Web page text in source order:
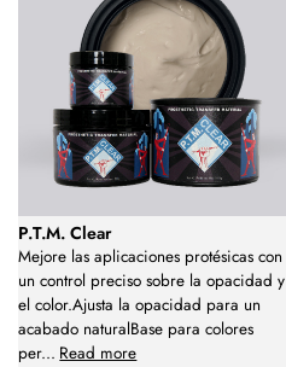
P.T.M. Clear
Mejore las aplicaciones protésicas con
un control preciso sobre la opacidad y
el color.Ajusta la opacidad para un
acabado naturalBase para colores
per... Read more